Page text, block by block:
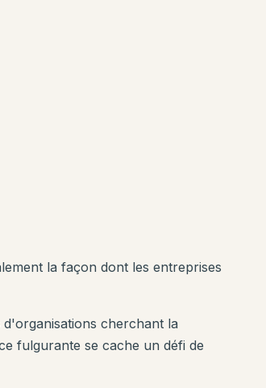
la façon dont les entreprises
cherchant la
fulgurante se cache un défi de